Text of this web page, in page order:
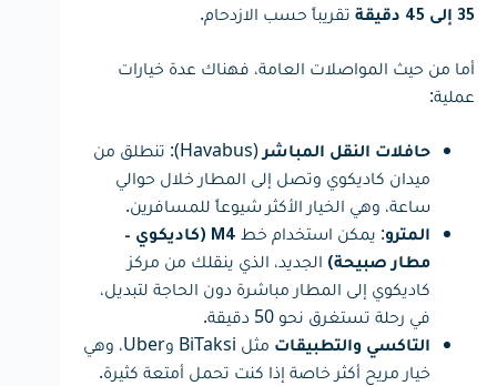
35 إلى 45 دقيقة تقريباً حسب الازدحام.
أما من حيث المواصلات العامة، فهناك عدة خيارات
عملية:
حافلات النقل المباشر
(Havabus): تنطلق من
ميدان كاديكوي وتصل إلى المطار خلال حوالي
ساعة، وهي الخيار الأكثر شيوعاً للمسافرين.
المترو: يمكن استخدام خط
M4 (كاديكوي –
مطار صبيحة) الجديد، الذي ينقلك من مركز
كاديكوي إلى المطار مباشرة دون الحاجة لتبديل،
في رحلة تستغرق نحو 50 دقيقة.
التاكسي والتطبيقات
مثل BiTaksi وUber، وهي
خيار مريح أكثر خاصة إذا كنت تحمل أمتعة كثيرة.